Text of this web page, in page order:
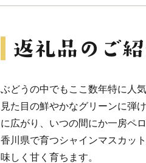
ぶどうの中でもここ数年特に人
見た目の鮮やかなグリーンに弾
に広がり、いつの間にか一房ペ
香川県で育つシャインマスカッ
味しく甘く育ちます。